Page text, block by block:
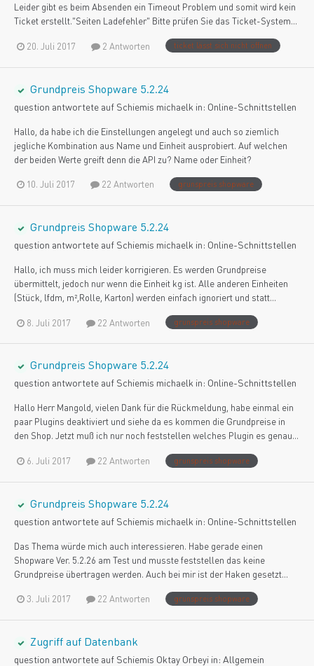
Leider gibt es beim Absenden ein Timeout Problem und somit wird kein
Ticket erstellt."Seiten Ladefehler" Bitte prüfen Sie das Ticket-System...
20. Juli 2017 2 Antworten ticket lässt sich nicht öffnen
Grundpreis Shopware 5.2.24
question antwortete auf Schiemis michaelk in: Online-Schnittstellen
Hallo, da habe ich die Einstellungen angelegt und auch so ziemlich
jegliche Kombination aus Name und Einheit ausprobiert. Auf welchen
der beiden Werte greift denn die API zu? Name oder Einheit?
10. Juli 2017 22 Antworten grunspreis shopware
Grundpreis Shopware 5.2.24
question antwortete auf Schiemis michaelk in: Online-Schnittstellen
Hallo, ich muss mich leider korrigieren. Es werden Grundpreise
übermittelt, jedoch nur wenn die Einheit kg ist. Alle anderen Einheiten
(Stück, lfdm, m²,Rolle, Karton) werden einfach ignoriert und statt...
8. Juli 2017 22 Antworten grunspreis shopware
Grundpreis Shopware 5.2.24
question antwortete auf Schiemis michaelk in: Online-Schnittstellen
Hallo Herr Mangold, vielen Dank für die Rückmeldung, habe einmal ein
paar Plugins deaktiviert und siehe da es kommen die Grundpreise in
den Shop. Jetzt muß ich nur noch feststellen welches Plugin es genau...
6. Juli 2017 22 Antworten grunspreis shopware
Grundpreis Shopware 5.2.24
question antwortete auf Schiemis michaelk in: Online-Schnittstellen
Das Thema würde mich auch interessieren. Habe gerade einen
Shopware Ver. 5.2.26 am Test und musste feststellen das keine
Grundpreise übertragen werden. Auch bei mir ist der Haken gesetzt...
3. Juli 2017 22 Antworten grunspreis shopware
Zugriff auf Datenbank
question antwortete auf Schiemis Oktay Orbeyi in: Allgemein